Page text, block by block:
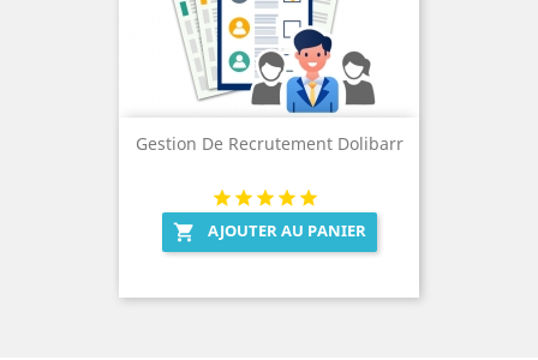
Gestion De Recrutement Dolibarr
 AJOUTER AU PANIER